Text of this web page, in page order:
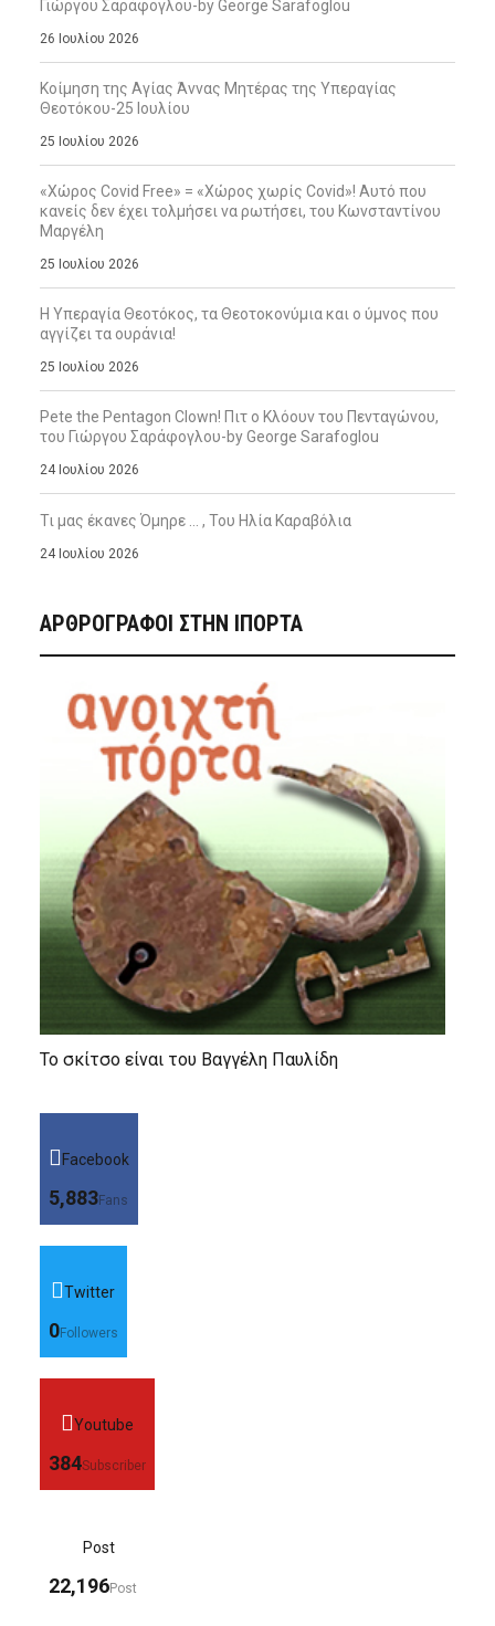
Γιώργου Σαράφογλου-by George Sarafoglou
26 Ιουλίου 2026
Κοίμηση της Αγίας Άννας Μητέρας της Υπεραγίας
Θεοτόκου-25 Ιουλίου
25 Ιουλίου 2026
«Χώρος Covid Free» = «Χώρος χωρίς Covid»! Αυτό που
κανείς δεν έχει τολμήσει να ρωτήσει, του Κωνσταντίνου
Μαργέλη
25 Ιουλίου 2026
Η Υπεραγία Θεοτόκος, τα Θεοτοκονύμια και ο ύμνος που
αγγίζει τα ουράνια!
25 Ιουλίου 2026
Pete the Pentagon Clown! Πιτ ο Κλόουν του Πενταγώνου,
του Γιώργου Σαράφογλου-by George Sarafoglou
24 Ιουλίου 2026
Τι μας έκανες Όμηρε … , Του Ηλία Καραβόλια
24 Ιουλίου 2026
ΑΡΘΡΟΓΡΑΦΟΙ ΣΤΗΝ IΠΟΡΤΑ
Το σκίτσο είναι του Βαγγέλη Παυλίδη
Facebook
5,883Fans
Twitter
0Followers
Youtube
384Subscriber
Post
22,196Post